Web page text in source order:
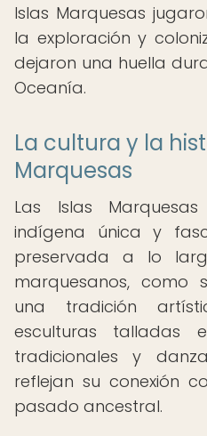
Islas Marquesas
la exploración y
dejaron una huella
Oceanía.
La cultura y la
Marquesas
Las Islas
indígena única y
preservada a lo
marquesanos, como
una tradición
esculturas talladas
tradicionales y
reflejan su conexión
pasado ancestral.